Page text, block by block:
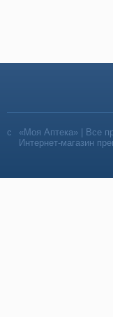
«Моя Аптека» | Все
Интернет-магазин